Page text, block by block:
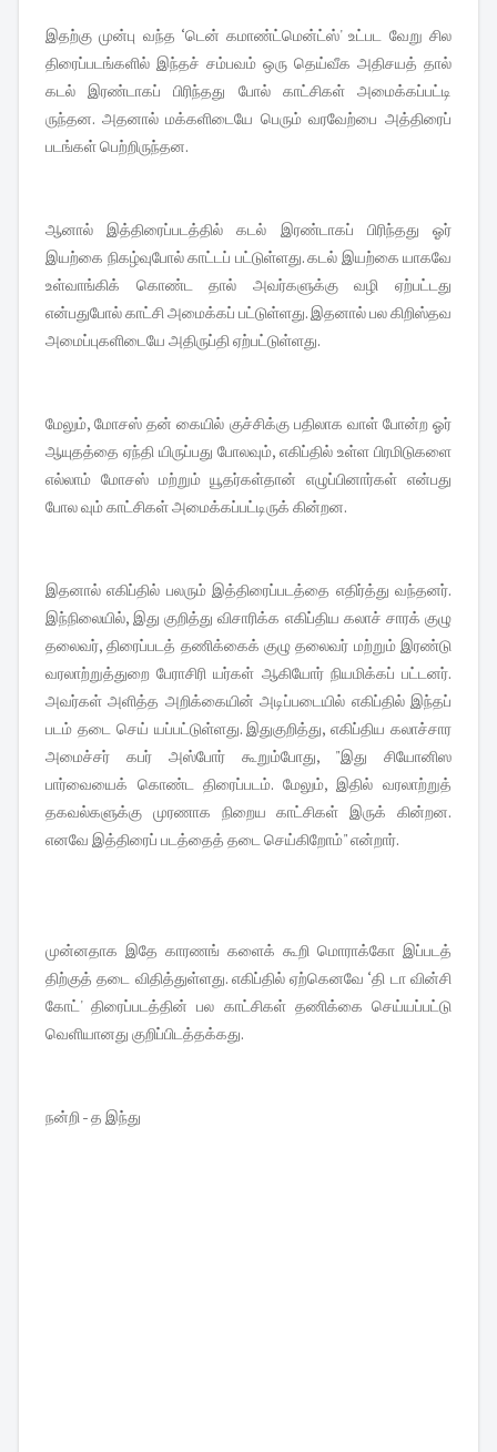
இதற்கு முன்பு வந்த ‘டென் கமாண்ட்மென்ட்ஸ்' உட்பட வேறு சில
திரைப்படங்களில் இந்தச் சம்பவம் ஒரு தெய்வீக அதிசயத் தால்
கடல் இரண்டாகப் பிரிந்தது போல் காட்சிகள் அமைக்கப்பட்டி
ருந்தன. அதனால் மக்களிடையே பெரும் வரவேற்பை அத்திரைப்
படங்கள் பெற்றிருந்தன.
ஆனால் இத்திரைப்படத்தில் கடல் இரண்டாகப் பிரிந்தது ஓர்
இயற்கை நிகழ்வுபோல் காட்டப் பட்டுள்ளது. கடல் இயற்கை யாகவே
உள்வாங்கிக் கொண்ட தால் அவர்களுக்கு வழி ஏற்பட்டது
என்பதுபோல் காட்சி அமைக்கப் பட்டுள்ளது. இதனால் பல கிறிஸ்தவ
அமைப்புகளிடையே அதிருப்தி ஏற்பட்டுள்ளது.
மேலும், மோசஸ் தன் கையில் குச்சிக்கு பதிலாக வாள் போன்ற ஓர்
ஆயுதத்தை ஏந்தி யிருப்பது போலவும், எகிப்தில் உள்ள பிரமிடுகளை
எல்லாம் மோசஸ் மற்றும் யூதர்கள்தான் எழுப்பினார்கள் என்பது
போல வும் காட்சிகள் அமைக்கப்பட்டிருக் கின்றன.
இதனால் எகிப்தில் பலரும் இத்திரைப்படத்தை எதிர்த்து வந்தனர்.
இந்நிலையில், இது குறித்து விசாரிக்க எகிப்திய கலாச் சாரக் குழு
தலைவர், திரைப்படத் தணிக்கைக் குழு தலைவர் மற்றும் இரண்டு
வரலாற்றுத்துறை பேராசிரி யர்கள் ஆகியோர் நியமிக்கப் பட்டனர்.
அவர்கள் அளித்த அறிக்கையின் அடிப்படையில் எகிப்தில் இந்தப்
படம் தடை செய் யப்பட்டுள்ளது. இதுகுறித்து, எகிப்திய கலாச்சார
அமைச்சர் கபர் அஸ்போர் கூறும்போது, "இது சியோனிஸ
பார்வையைக் கொண்ட திரைப்படம். மேலும், இதில் வரலாற்றுத்
தகவல்களுக்கு முரணாக நிறைய காட்சிகள் இருக் கின்றன.
எனவே இத்திரைப் படத்தைத் தடை செய்கிறோம்" என்றார்.
முன்னதாக இதே காரணங் களைக் கூறி மொராக்கோ இப்படத்
திற்குத் தடை விதித்துள்ளது. எகிப்தில் ஏற்கெனவே ‘தி டா வின்சி
கோட்' திரைப்படத்தின் பல காட்சிகள் தணிக்கை செய்யப்பட்டு
வெளியானது குறிப்பிடத்தக்கது.
நன்றி - த இந்து